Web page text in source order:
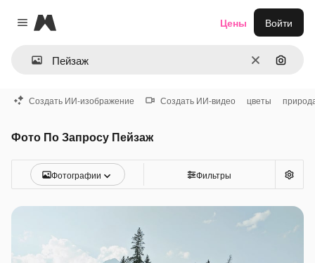
Close menu
Magnific
ОчиститьПоиск
Цены Войти
Создать ИИ-изображение Создать ИИ-видео цветы
Фото По Запросу Пейзаж
Фотографии Фильтры